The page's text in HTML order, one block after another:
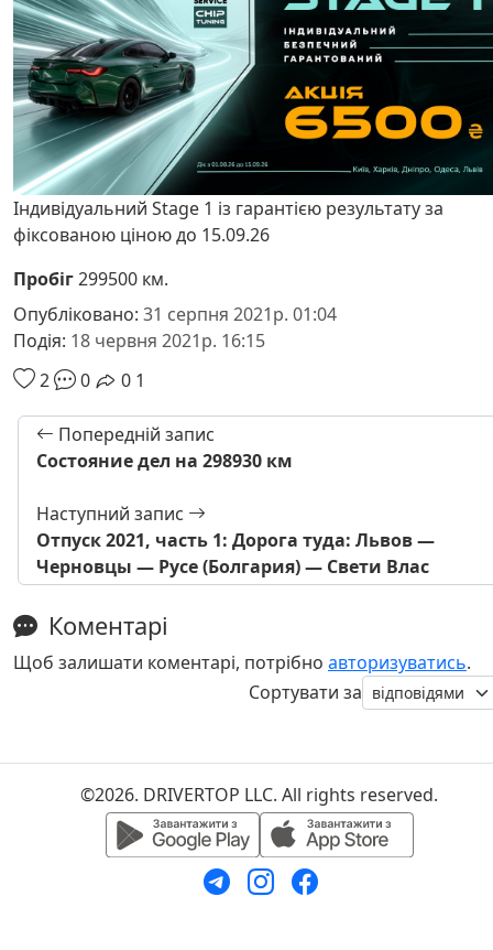
Індивідуальний Stage 1 із гарантією результату за
фіксованою ціною до 15.09.26
Пробіг299500 км.
Опубліковано: 31 серпня 2021р. 01:04
Подія: 18 червня 2021р. 16:15
2
0 0 1
Попередній запис
Состояние дел на 298930 км
Наступний запис
Отпуск 2021, часть 1: Дорога туда: Львов —
Черновцы — Русе (Болгария) — Свети Влас
Коментарі
Щоб залишати коментарі, потрібно авторизуватись.
Сортувати за
©2026. DRIVERTOP LLC. All rights reserved.